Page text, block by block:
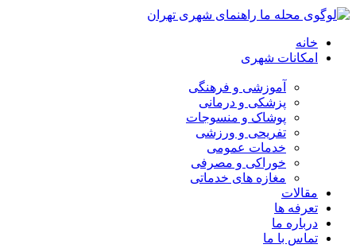
خانه
امکانات شهری
آموزشی و فرهنگی
پزشکی و درمانی
پوشاک و منسوجات
تفریحی و ورزشی
خدمات عمومی
خوراکی و مصرفی
مغازه های خدماتی
مقالات
تعرفه ها
درباره ما
تماس با ما